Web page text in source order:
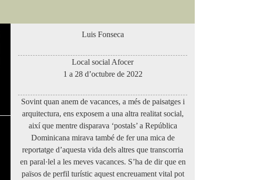
Luis Fonseca
Local social Afocer
1 a 28 d’octubre de 2022
Sovint quan anem de vacances, a més de paisatges i
arquitectura, ens exposem a una altra realitat social,
així que mentre disparava ‘postals’ a República
Dominicana mirava també de fer una mica de
reportatge d’aquesta vida dels altres que transcorria
en paral·lel a les meves vacances. S’ha de dir que en
països de perfil turístic aquest encreuament vital pot